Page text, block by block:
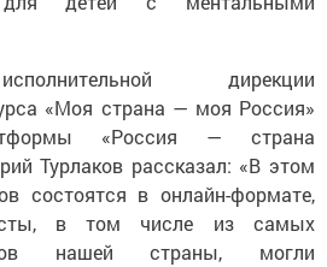
дирекции
«Моя страна — моя Россия»
«Россия — страна
Турлаков рассказал: «В этом
состоятся в онлайн-формате,
в том числе из самых
нашей страны, могли